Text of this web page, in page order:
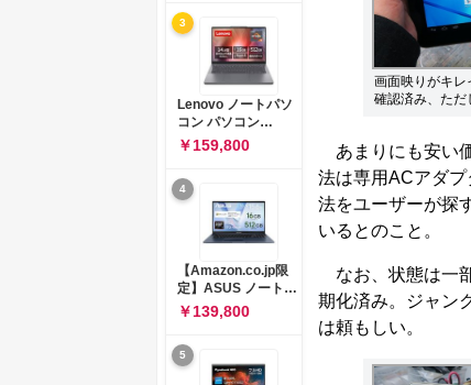
画面映りがキ
確認済み、ただ
あまりにも安い
法は専用ACアダ
法をユーザーが探
いるとのこと。
なお、状態は一
期化済み。ジャン
は頼もしい。
型/Core
i5/16GB/SSD
512GB/ホワイト)
FMVWK3E15W_AZ
3
Lenovo ノートパソ
コン パソコン
IdeaPad Slim 3 14.0
インチ AMD
Ryzen™ 5 8640HS
メモリ16GB
SSD512GB
Microsoft 365 試用
版 Windows11 バッ
テリー駆動12.6時間
重量1.39kg ルナグレ
ー 83K9003JJP ノー
トPC
￥159,800
4
【Amazon.co.jp限
定】ASUS ノートパ
ソコン Vivobook 15
M1502NAQ 15.6イ
ンチ AMD Ryzen 7
170 メモリ16GB
SSD 512GB
￥139,800
5